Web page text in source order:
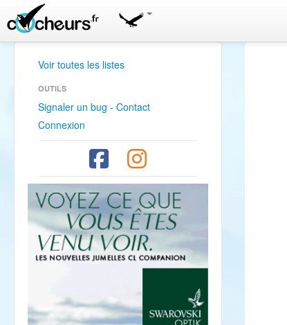
Voir toutes les listes
OUTILS
Signaler un bug - Contact
Connexion